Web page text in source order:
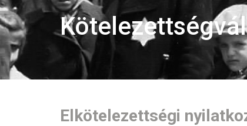
Elkötelezettségi